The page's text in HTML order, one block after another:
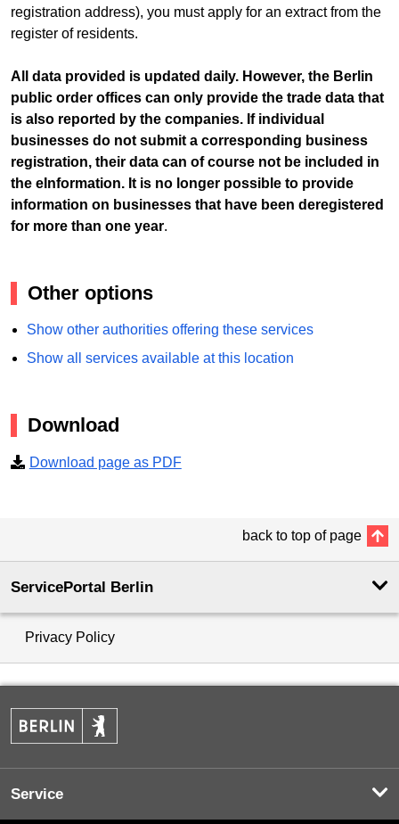
registration address), you must apply for an extract from the
register of residents.
All data provided is updated daily. However, the Berlin
public order offices can only provide the trade data that
is also reported by the companies. If individual
businesses do not submit a corresponding business
registration, their data can of course not be included in
the eInformation. It is no longer possible to provide
information on businesses that have been deregistered
for more than one year.
Other options
Show other authorities offering these services
Show all services available at this location
Download
Download page as PDF
back to top of page
ServicePortal Berlin
Privacy Policy
Service